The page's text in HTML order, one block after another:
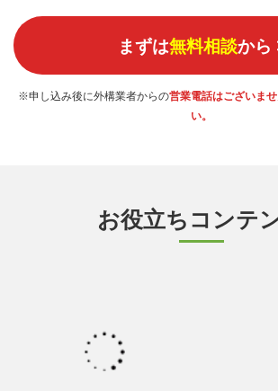
まずは無料相談から
※申し込み後に外構業者からの営業電話はございま
い。
お役立ちコンテ